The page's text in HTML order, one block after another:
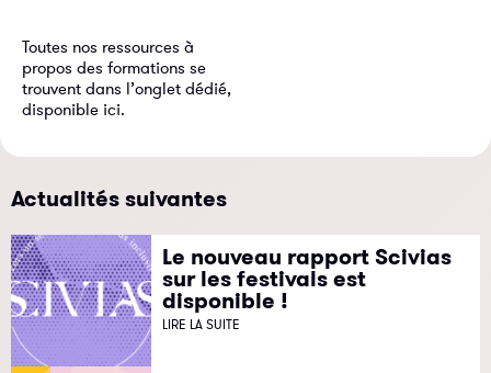
Toutes nos ressources à
propos des formations se
trouvent dans l’onglet dédié,
disponible ici.
Actualités suivantes
Le nouveau rapport Scivias
sur les festivals est
disponible !
LIRE LA SUITE